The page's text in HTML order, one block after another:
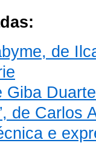
de
Giba Duarte
de Carlos
e